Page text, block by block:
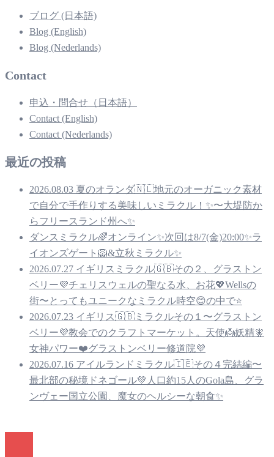
ブログ (日本語)
Blog (English)
Blog (Nederlands)
Contact
申込・問合せ（日本語）
Contact (English)
Contact (Nederlands)
最近の投稿
2026.08.03 夏のオランダ🇳🇱地元のオーガニック素材
で自分で手作りする美味しいミラクル！✨〜大堤防か
らフリースランド州へ✨
ダンスミラクル🌈オンライン✨次回は8/7(金)20:00✨ラ
イオンズゲート🦁&立秋ミラクル✨
2026.07.27 イギリスミラクル🇬🇧その２、グラストン
ベリー💜チェリスウェルの聖なる水、お花💖Wellsの
街〜とってもユニークなミラクル時空😊の中で⭐️
2026.07.23 イギリス🇬🇧ミラクルその１〜グラストン
ベリー💜教会でのクラフトマーケット。天使👼妖精🧚
女神パワー❤️グラストンベリー修道院💜
2026.07.16 アイルランドミラクル🇮🇪その４完結編〜
最北部の秘境ドネゴール💚人口約15人のGola島、グラ
ンヴェー国立公園、魔女のヘルシーな朝食✨